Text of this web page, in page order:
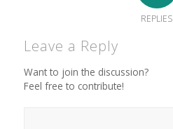
REPLIES
Leave a Reply
Want to join the discussion?
Feel free to contribute!